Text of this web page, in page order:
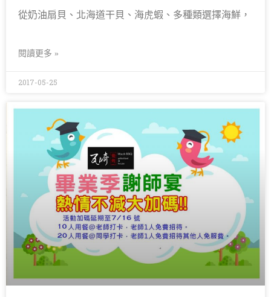
從奶油扇貝、北海道干貝、海虎蝦、多種類選擇海鮮，
閱讀更多 »
2017-05-25